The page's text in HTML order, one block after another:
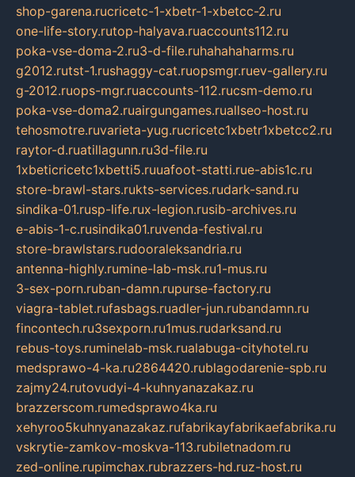
shop-garena.rucricetc-1-xbetr-1-xbetcc-2.ru
one-life-story.rutop-halyava.ruaccounts112.ru
poka-vse-doma-2.ru3-d-file.ruhahahaharms.ru
g2012.rutst-1.rushaggy-cat.ruopsmgr.ruev-gallery.ru
g-2012.ruops-mgr.ruaccounts-112.rucsm-demo.ru
poka-vse-doma2.ruairgungames.ruallseo-host.ru
tehosmotre.ruvarieta-yug.rucricetc1xbetr1xbetcc2.ru
raytor-d.ruatillagunn.ru3d-file.ru
1xbeticricetc1xbetti5.ruuafoot-statti.rue-abis1c.ru
store-brawl-stars.rukts-services.rudark-sand.ru
sindika-01.rusp-life.rux-legion.rusib-archives.ru
e-abis-1-c.rusindika01.ruvenda-festival.ru
store-brawlstars.rudooraleksandria.ru
antenna-highly.rumine-lab-msk.ru1-mus.ru
3-sex-porn.ruban-damn.rupurse-factory.ru
viagra-tablet.rufasbags.ruadler-jun.rubandamn.ru
fincontech.ru3sexporn.ru1mus.rudarksand.ru
rebus-toys.ruminelab-msk.rualabuga-cityhotel.ru
medsprawo-4-ka.ru2864420.rublagodarenie-spb.ru
zajmy24.rutovudyi-4-kuhnyanazakaz.ru
brazzerscom.rumedsprawo4ka.ru
xehyroo5kuhnyanazakaz.rufabrikayfabrikaefabrika.ru
vskrytie-zamkov-moskva-113.rubiletnadom.ru
zed-online.rupimchax.rubrazzers-hd.ruz-host.ru